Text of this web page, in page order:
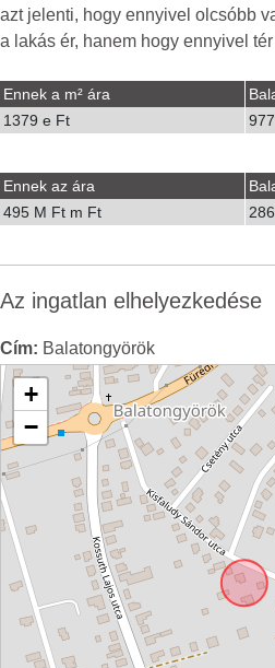
azt jelenti, hogy ennyivel olcsóbb
a lakás ér, hanem hogy ennyivel
Ennek a m² ára
1379 e Ft
Ennek az ára
495 M Ft m Ft
Az ingatlan elhelyezkedése
Cím: Balatongyörök
+
−